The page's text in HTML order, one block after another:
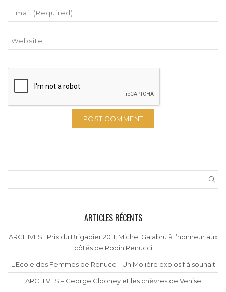
ARTICLES RÉCENTS
ARCHIVES : Prix du Brigadier 2011, Michel Galabru à l’honneur aux
côtés de Robin Renucci
L’Ecole des Femmes de Renucci : Un Molière explosif à souhait
ARCHIVES – George Clooney et les chèvres de Venise